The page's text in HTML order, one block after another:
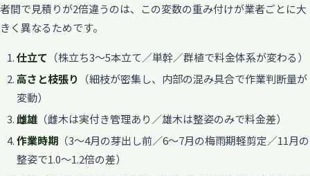
者間で見積りが2倍違うのは、この変数の重み付けが業者ごとに大
きく異なるためです。
仕立て （株立ち3〜5本立て／単幹／群植で料金体系が変わる）
高さと枝張り
（細枝が密集し、内部の混み具合で作業判断量が
変動）
雌雄 （雌木は実付き管理あり／雄木は整姿のみで料金差）
作業時期 （3〜4月の芽出し前／6〜7月の梅雨期軽剪定／11月の
整姿で1.0〜1.2倍の差）